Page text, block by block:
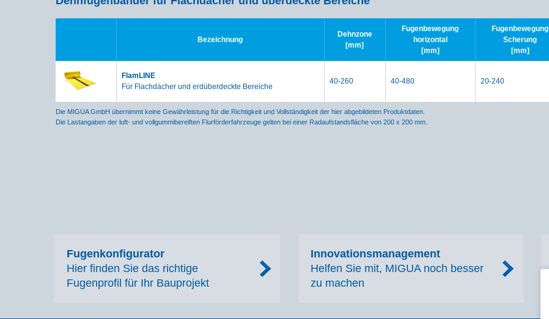
Bezeichnung
Dehnzone
[mm]
Fugenbewegung
horizontal
[mm]
Fugenbewegung
Scherung
[mm]
FlamLINE
Für Flachdächer und erdüberdeckte Bereiche
40-260 40-480 20-240
Die MIGUA GmbH übernimmt keine Gewährleistung für die Richtigkeit und Vollständigkeit der hier abgebildeten Produktdaten.
Die Lastangaben der luft- und vollgummibereiften Flurförderfahrzeuge gelten bei einer Radaufstandsfläche von 200 x 200 mm.
Fugenkonfigurator
Hier finden Sie das richtige
Fugenprofil für Ihr Bauprojekt
Innovationsmanagement
Helfen Sie mit, MIGUA noch besser
zu machen